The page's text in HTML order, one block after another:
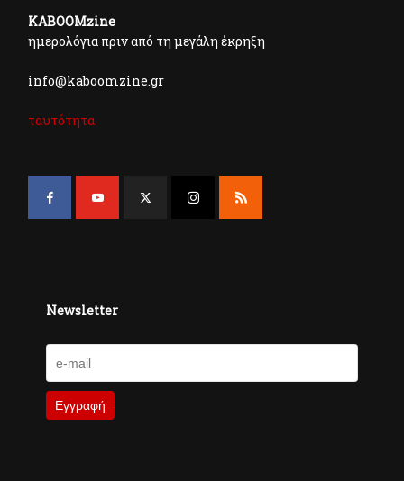
KABOOMzine
ημερολόγια πριν από τη μεγάλη έκρηξη
info@kaboomzine.gr
ταυτότητα
Newsletter